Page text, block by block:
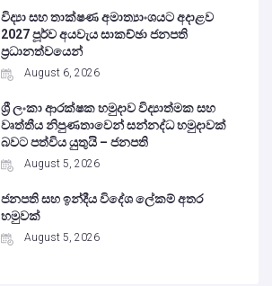
විද්‍යා සහ තාක්ෂණ අමාත්‍යාංශයට අදාළව
2027 පූර්ව අයවැය සාකච්ඡා ජනපති
ප්‍රධානත්වයෙන්
August 6, 2026
ශ්‍රී ලංකා ආරක්ෂක හමුදාව විද්‍යාත්මක සහ
වෘත්තීය නිපුණතාවෙන් සන්නද්ධ හමුදාවක්
බවට පත්විය යුතුයි – ජනපති
August 5, 2026
ජනපති සහ ඉන්දීය විදේශ ලේකම් අතර
හමුවක්
August 5, 2026